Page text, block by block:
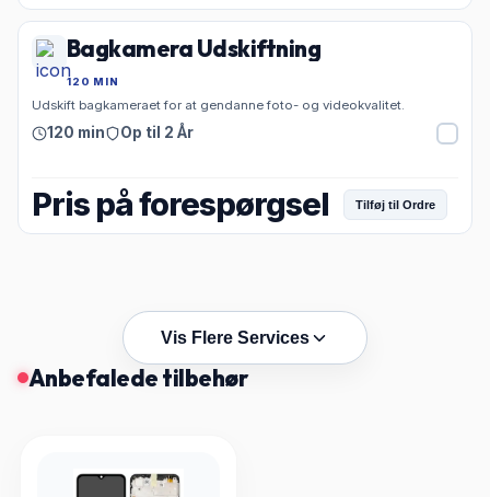
Bagkamera Udskiftning
120 MIN
Udskift bagkameraet for at gendanne foto- og videokvalitet.
120 min Op til 2 År
Pris på forespørgsel Tilføj til Ordre
Vis Flere Services
Anbefalede tilbehør